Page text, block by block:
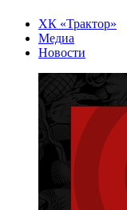
ХК «Трактор»
Медиа
Новости